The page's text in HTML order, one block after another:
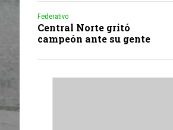
Federativo
Central Norte gritó
campeón ante su gente